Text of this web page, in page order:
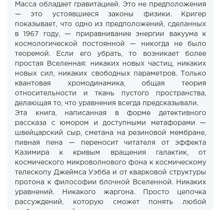
Масса обладает гравитацией. Это не предположения
— это устоявшиеся законы физики. Кригер
показывает, что одно из предположений, сделанных
в 1967 году, — приравнивание энергии вакуума к
космологической постоянной — никогда не было
теоремой. Если его убрать, то возникает более
простая Вселенная: никаких новых частиц, никаких
новых сил, никаких свободных параметров. Только
квантовая хромодинамика, общая теория
относительности и ткань пустого пространства,
делающая то, что уравнения всегда предсказывали.
Эта книга, написанная в форме детективного
рассказа с юмором и доступными метафорами —
швейцарский сыр, сметана на резиновой мембране,
пивная пена — переносит читателя от эффекта
Казимира к кривым вращения галактик, от
космического микроволнового фона к космическому
телескопу Джеймса Уэбба и от кварковой структуры
протона к философии блочной Вселенной. Никаких
уравнений. Никакого жаргона. Просто цепочка
рассуждений, которую сможет понять любой